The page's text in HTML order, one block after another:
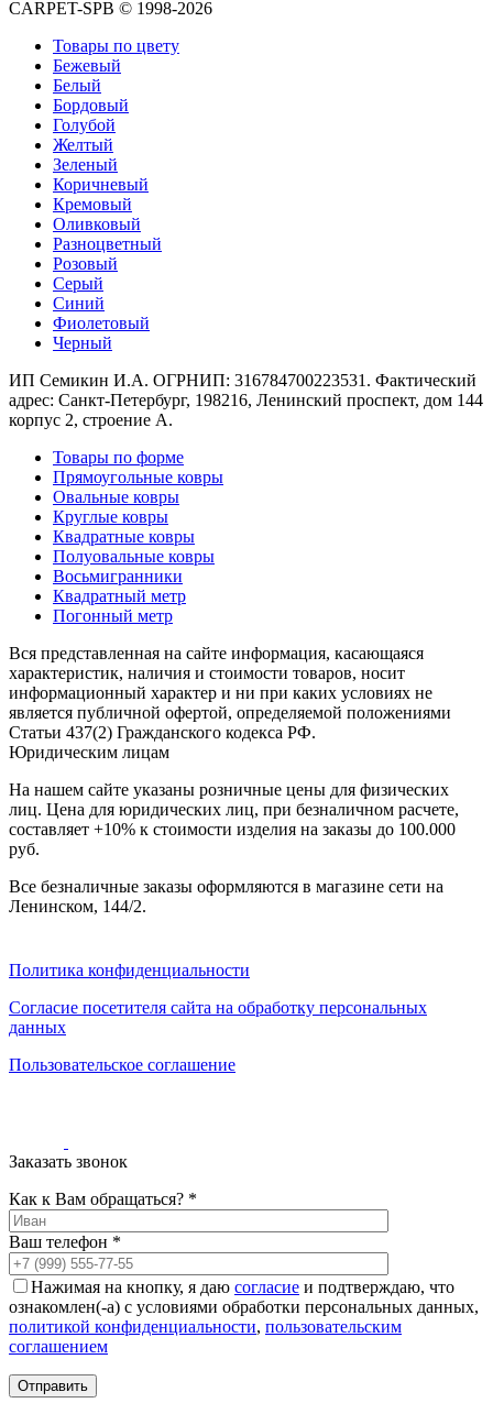
Круглые
Квадратные
Дорожки
Синтетические
ковровые
дорожки
Дорожки
на
резиновой
основе
Ковровые
шерстяные
дорожки
дорожки
Кремлевские
дорожки
Ковролин
в
наличии
Паласы
Как
выбрать
ковер
Доставка
и
Наши
работы
Контакты
+7
812
90-
72
mail@carpet-
spb.ru
Заказать
звонок
0
CARPET-SPB © 1998-2026
Товары по цвету
Бежевый
Белый
Бордовый
Голубой
Желтый
Зеленый
Коричневый
Кремовый
Оливковый
Разноцветный
Розовый
Серый
Синий
Фиолетовый
Черный
ИП Семикин И.А. ОГРНИП: 316784700223531. Фактический
адрес: Санкт-Петербург, 198216, Ленинский проспект, дом 144
корпус 2, строение А.
Товары по форме
Прямоугольные ковры
Овальные ковры
Круглые ковры
Квадратные ковры
Полуовальные ковры
Восьмигранники
Квадратный метр
Погонный метр
Вся представленная на сайте информация, касающаяся
характеристик, наличия и стоимости товаров, носит
информационный характер и ни при каких условиях не
является публичной офертой, определяемой положениями
Статьи 437(2) Гражданского кодекса РФ.
Юридическим лицам
На нашем сайте указаны розничные цены для физических
лиц. Цена для юридических лиц, при безналичном расчете,
составляет +10% к стоимости изделия на заказы до 100.000
руб.
Все безналичные заказы оформляются в магазине сети на
Ленинском, 144/2.
Политика конфиденциальности
Согласие посетителя сайта на обработку персональных
данных
Пользовательское соглашение
Заказать звонок
Как к Вам обращаться? *
Ваш телефон *
Нажимая на кнопку, я даю согласие и подтверждаю, что
ознакомлен(-а) с условиями обработки персональных данных,
политикой конфиденциальности, пользовательским
соглашением